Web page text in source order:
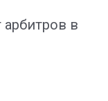
арбитров в